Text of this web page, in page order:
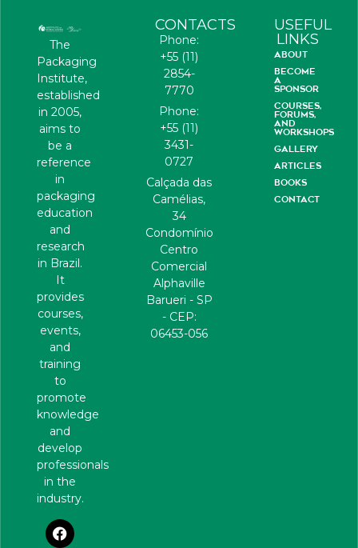
The
Packaging
Institute,
established
in 2005,
aims to
be a
reference
in
packaging
education
and
research
in Brazil.
It
provides
courses,
events,
and
training
to
promote
knowledge
and
develop
professionals
in the
industry.
CONTACTS
Phone:
+55 (11)
2854-
7770
Phone:
+55 (11)
3431-
0727
Calçada das
Camélias,
34
Condomínio
Centro
Comercial
Alphaville
Barueri - SP
- CEP:
06453-056
USEFUL
LINKS
ABOUT
BECOME
A
SPONSOR
COURSES,
FORUMS,
AND
WORKSHOPS
GALLERY
ARTICLES
BOOKS
CONTACT